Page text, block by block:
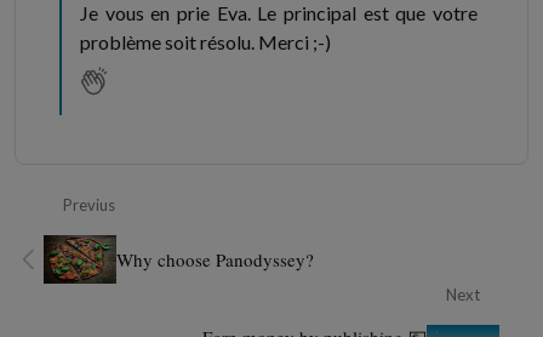
Je vous en prie Eva. Le principal est que votre
problème soit résolu. Merci ;-)
Previus
Why choose Panodyssey?
Next